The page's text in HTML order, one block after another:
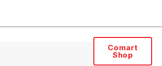
Comart
Shop